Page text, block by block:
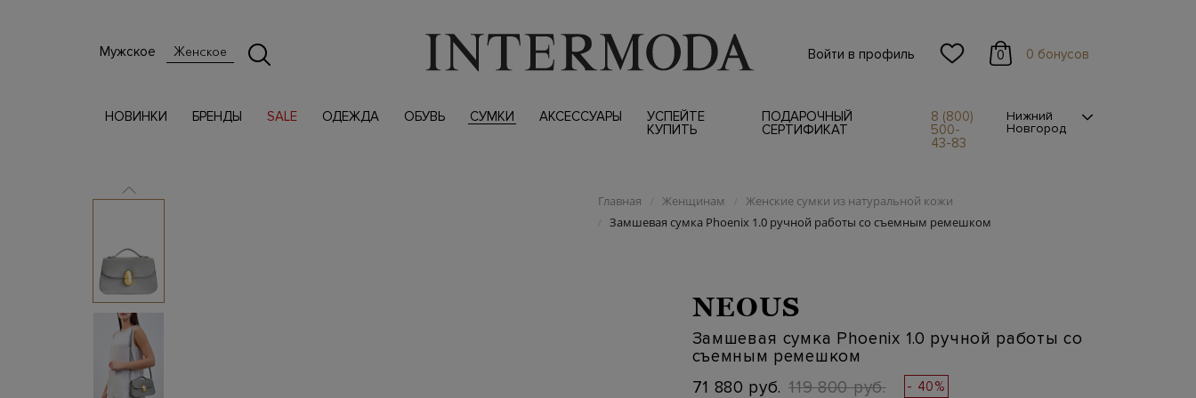
Мужское Женское Войти в профиль 0 0 бонусов
НОВИНКИ БРЕНДЫ SALE ОДЕЖДА ОБУВЬ СУМКИ АКСЕССУАРЫ
УСПЕЙТЕ
КУПИТЬ
ПОДАРОЧНЫЙ
СЕРТИФИКАТ
8 (800)
500-
43-83
Нижний
Новгород
Главная / Женщинам / Женские сумки из натуральной кожи
/ Замшевая сумка Phoenix 1.0 ручной работы со съемным ремешком
NEOUS
Замшевая сумка Phoenix 1.0 ручной работы со
съемным ремешком
71 880 руб. 119 800 руб. - 40%